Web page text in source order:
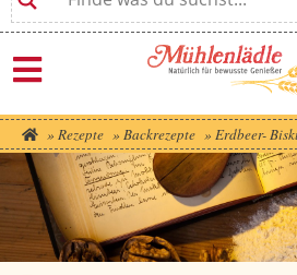
» Rezepte » Backrezepte » Erdbeer-